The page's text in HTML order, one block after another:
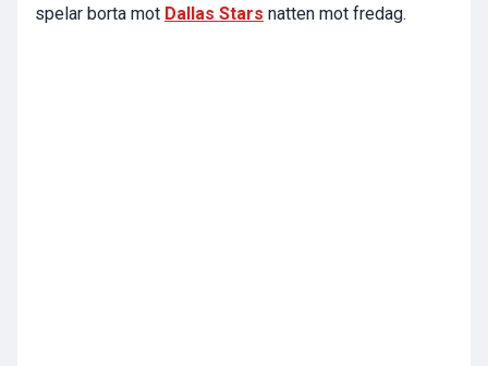
spelar borta mot Dallas Stars natten mot fredag.